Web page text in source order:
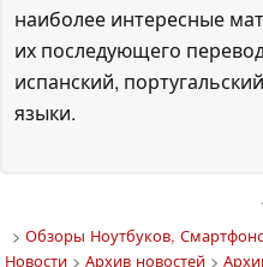
наиболее интересные
их последующего
испанский,
языки.
'
> Обзоры Ноутбуков,
Новости> Архив новостей>